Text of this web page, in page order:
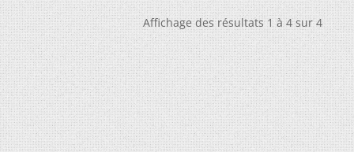
Affichage des résultats 1 à 4 sur 4